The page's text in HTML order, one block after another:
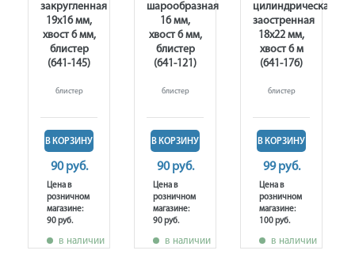
закругленная
19х16 мм,
хвост 6 мм,
блистер
(641-145)
блистер
В КОРЗИНУ
90 руб.
Цена в
розничном
магазине:
90 руб.
в наличии
шарообразная
16 мм,
хвост 6 мм,
блистер
(641-121)
блистер
В КОРЗИНУ
90 руб.
Цена в
розничном
магазине:
90 руб.
в наличии
цилиндрическая
заостренная
18х22 мм,
хвост 6 м
(641-176)
блистер
В КОРЗИНУ
99 руб.
Цена в
розничном
магазине:
100 руб.
в наличии